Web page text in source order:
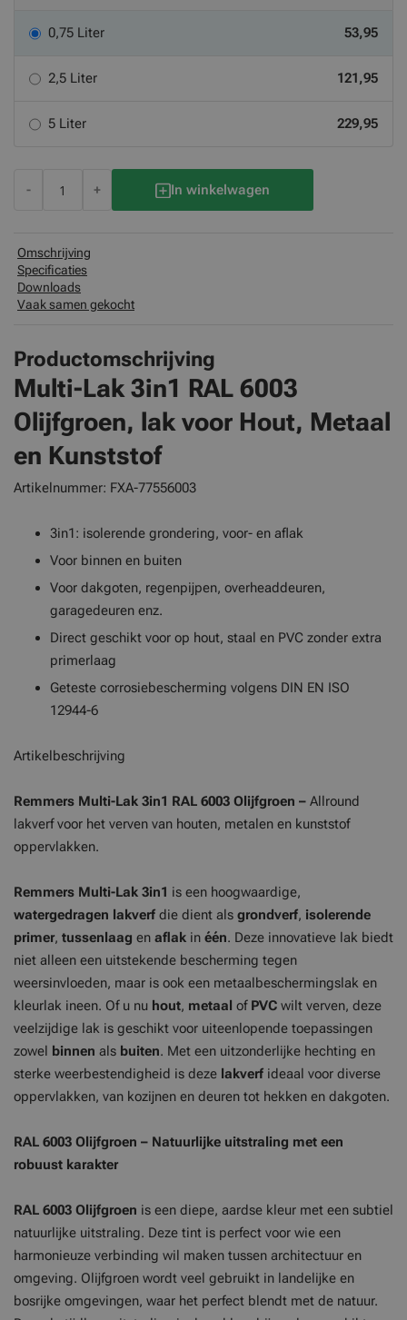
0,75 Liter 53,95
2,5 Liter 121,95
5 Liter 229,95
- + In winkelwagen
Omschrijving
Specificaties
Downloads
Vaak samen gekocht
Productomschrijving
Multi-Lak 3in1 RAL 6003
Olijfgroen, lak voor Hout, Metaal
en Kunststof
Artikelnummer: FXA-77556003
3in1: isolerende grondering, voor- en aflak
Voor binnen en buiten
Voor dakgoten, regenpijpen, overheaddeuren,
garagedeuren enz.
Direct geschikt voor op hout, staal en PVC zonder extra
primerlaag
Geteste corrosiebescherming volgens DIN EN ISO
12944-6
Artikelbeschrijving
Remmers Multi-Lak 3in1 RAL 6003 Olijfgroen – Allround
lakverf voor het verven van houten, metalen en kunststof
oppervlakken.
Remmers Multi-Lak 3in1 is een hoogwaardige,
watergedragen lakverf die dient als grondverf, isolerende
primer, tussenlaag en aflak in één. Deze innovatieve lak biedt
niet alleen een uitstekende bescherming tegen
weersinvloeden, maar is ook een metaalbeschermingslak en
kleurlak ineen. Of u nu hout, metaal of PVC wilt verven, deze
veelzijdige lak is geschikt voor uiteenlopende toepassingen
zowel binnen als buiten. Met een uitzonderlijke hechting en
sterke weerbestendigheid is deze lakverf ideaal voor diverse
oppervlakken, van kozijnen en deuren tot hekken en dakgoten.
RAL 6003 Olijfgroen – Natuurlijke uitstraling met een
robuust karakter
RAL 6003 Olijfgroen is een diepe, aardse kleur met een subtiel
natuurlijke uitstraling. Deze tint is perfect voor wie een
harmonieuze verbinding wil maken tussen architectuur en
omgeving. Olijfgroen wordt veel gebruikt in landelijke en
bosrijke omgevingen, waar het perfect blendt met de natuur.